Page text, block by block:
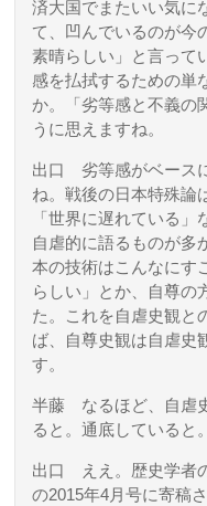
済大国でまたいい気に
て、凹んでいるのが今
素晴らしい」と言って
感を払拭するための単
か。「劣等感と不義の
うに思えますね。
出口
劣等感がベース
ね。戦後の日本特殊論
「世界に遅れている」
自虐的に語るものが多
本の技術はこんなにす
らしい」とか、自尊の
た。これを自虐史観と
ば、自尊史観は自虐史
す。
半藤 なるほど、自虐
ると。通底していると。
出口
ええ。歴史学者
の2015年4月号に寄稿